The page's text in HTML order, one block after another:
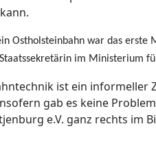
Ostholsteinbahn war das erste
im Ministerium
ist ein informeller
gab es keine
e.V. ganz rechts im